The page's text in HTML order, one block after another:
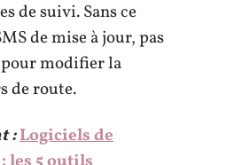
de suivi. Sans ce
de mise à jour, pas
modifier la
de route.
:Logiciels de